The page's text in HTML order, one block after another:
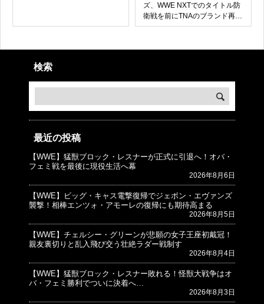
ズ、WWE NXTでのタイトル防
衛戦を前にTNAのブランド再構
築を宣言
検索
最近の投稿
【WWE】猛獣ブロック・レスナーが正式に引退へ！オバ・
フェミ戦を最後に現役生活へ幕
2026年8月6日
【WWE】ビッグ・キャス電撃復帰でジェボン・エヴァンズ
襲撃！相棒エンツォ・アモーレの復帰にも期待高まる
2026年8月5日
【WWE】チェルシー・グリーンが悲願の女子王座初戴冠！
親友裏切りと乱入飛び交う壮絶ラダー戦制す
2026年8月4日
【WWE】猛獣ブロック・レスナー敗れる！怪獣大戦争はオ
バ・フェミ勝利でついに決着へ…
2026年8月3日
© プロレスJunkie ～WWEの最新情報 USA～